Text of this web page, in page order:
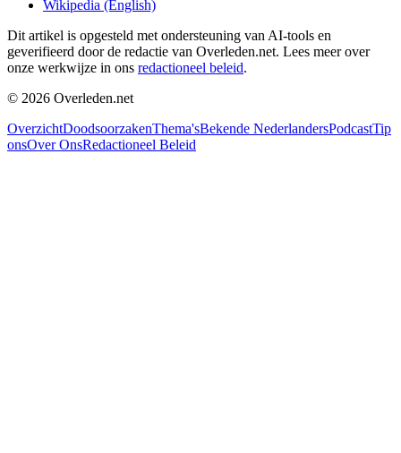
Wikipedia (English)
Dit artikel is opgesteld met ondersteuning van AI-tools en
geverifieerd door de redactie van Overleden.net. Lees meer over
onze werkwijze in ons redactioneel beleid.
© 2026 Overleden.net
OverzichtDoodsoorzakenThema'sBekende NederlandersPodcastTip
onsOver OnsRedactioneel Beleid